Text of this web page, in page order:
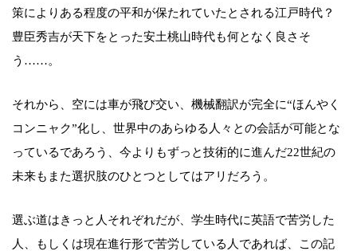
策によりある程度の平和が保たれていたとされる江戸時代？
豊臣秀吉が天下をとった安土桃山時代も何となく良さそ
う……。
それから、空には車が飛び交い、機械翻訳が完全に“ほんやく
コンニャク”化し、世界中のあらゆる人々との会話が可能とな
っているであろう、今よりもずっと技術的に進んだ22世紀の
未来もまた選択肢のひとつとしてはアリだろう。
選ぶ道はきっと人それぞれだが、学生時代に英語で苦労した
人、もしくは現在進行形で苦労している人であれば、この記